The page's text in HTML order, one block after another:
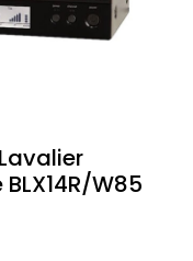
W85